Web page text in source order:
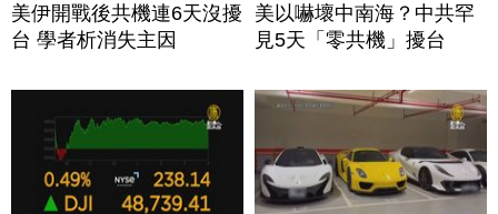
美伊開戰後共機連6天沒擾
台 學者析消失主因
美以嚇壞中南海？中共罕
見5天「零共機」擾台